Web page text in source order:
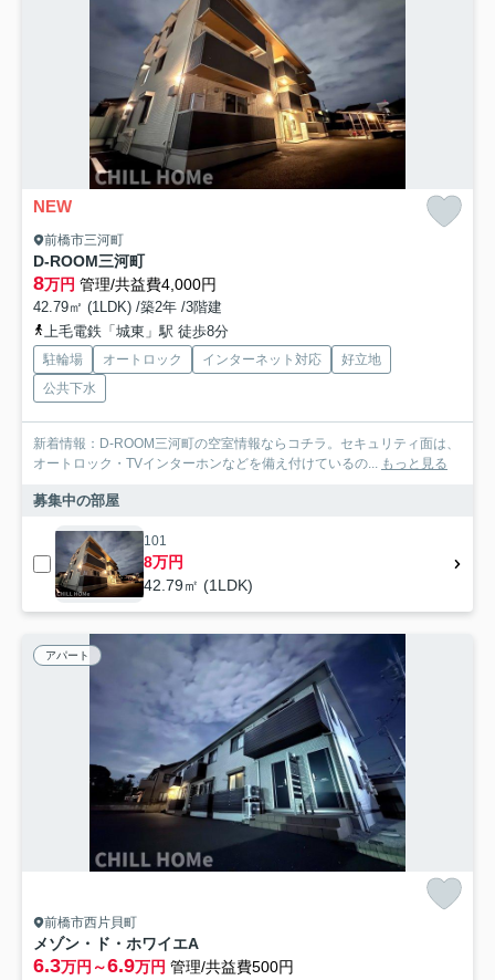
NEW
前橋市三河町
D-ROOM三河町
8万円 管理/共益費4,000円
42.79㎡ (1LDK) /築2年 /3階建
上毛電鉄「城東」駅 徒歩8分
駐輪場 オートロック インターネット対応
好立地
公共下水
新着情報：D-ROOM三河町の空室情報ならコチラ。セキュリティ面は、
オートロック・TVインターホンなどを備え付けているの... もっと見る
募集中の部屋
101
8万円
42.79㎡ (1LDK)
アパート
前橋市西片貝町
メゾン・ド・ホワイエA
6.3万円～6.9万円 管理/共益費500円